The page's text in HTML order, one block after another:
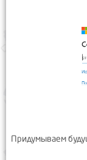
Придумываем